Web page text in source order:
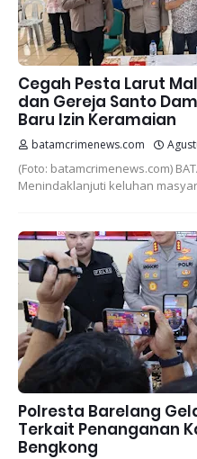
Cegah Pesta Larut
dan Gereja Santo
Baru Izin Keramaian
batamcrimenews.com
(Foto: batamcrimenews.com)
Menindaklanjuti keluhan
Polresta Barelang
Terkait Penanganan
Bengkong